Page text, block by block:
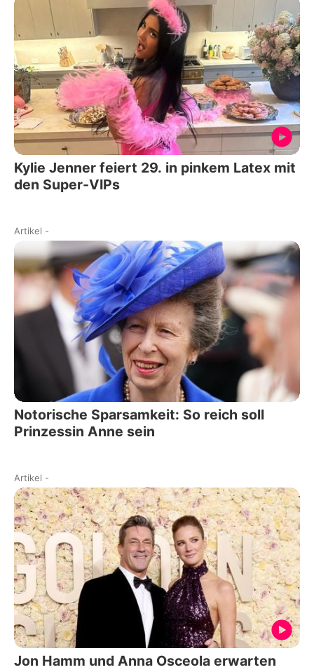
Kylie Jenner feiert 29. in pinkem Latex mit
den Super-VIPs
Artikel -
Notorische Sparsamkeit: So reich soll
Prinzessin Anne sein
Artikel -
Jon Hamm und Anna Osceola erwarten